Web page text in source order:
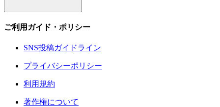
ご利用ガイド・ポリシー
SNS投稿ガイドライン
プライバシーポリシー
利用規約
著作権について